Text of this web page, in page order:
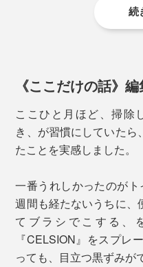
す。スプレー後は乾か
ら、カンタン。
まま続きます。
み。十分な太陽光がな
で、交通標識やガードレ
のよく当る部屋の壁紙
そこで、太陽光が届きに
抗菌コート剤を目指
『CELSION』です。
1プッシュ（約1.25ml
続
《ここだけの話》
ここひと月ほど、掃除
き、が習慣にしていたら
たことを実感しました。
一番うれしかったのが
週間も経たないうちに、
てブラシでこする、
『CELSION』をスプレ
っても、目立つ黒ずみが